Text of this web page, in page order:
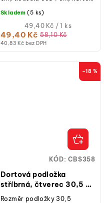
40,83 Kč bez DPH
49,40 Kč 58,10 Kč
Měrná
cena:
49,40 Kč / 1 ks
Skladem (5 ks)
–18 %
Dortová podložka
stříbrná, čtverec 30,5 x
30,5 cm, výška 10 mm
Rozměr podložky 30,5
KÓD:CBS358